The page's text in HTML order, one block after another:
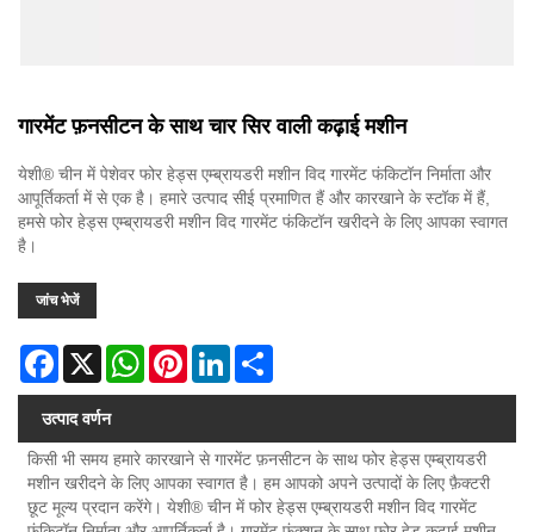
गारमेंट फ़नसीटन के साथ चार सिर वाली कढ़ाई मशीन
येशी® चीन में पेशेवर फोर हेड्स एम्ब्रायडरी मशीन विद गारमेंट फंकिटॉन निर्माता और
आपूर्तिकर्ता में से एक है। हमारे उत्पाद सीई प्रमाणित हैं और कारखाने के स्टॉक में हैं,
हमसे फोर हेड्स एम्ब्रायडरी मशीन विद गारमेंट फंकिटॉन खरीदने के लिए आपका स्वागत
है।
जांच भेजें
Facebook
X WhatsAppPinterestLinkedIn
उत्पाद वर्णन
किसी भी समय हमारे कारखाने से गारमेंट फ़नसीटन के साथ फोर हेड्स एम्ब्रायडरी
मशीन खरीदने के लिए आपका स्वागत है। हम आपको अपने उत्पादों के लिए फ़ैक्टरी
छूट मूल्य प्रदान करेंगे। येशी® चीन में फोर हेड्स एम्ब्रायडरी मशीन विद गारमेंट